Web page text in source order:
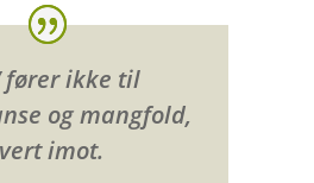
fører ikke til
og mangfold,
imot.